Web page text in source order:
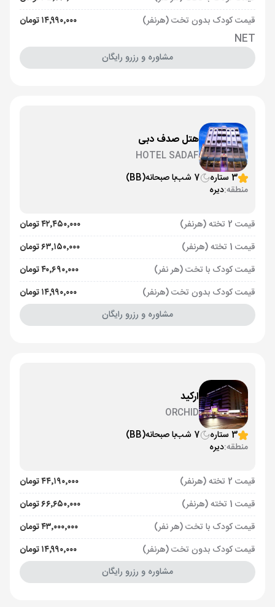
قیمت کودک بدون تخت (هرنفر)
۱۴٬۹۹۰٬۰۰۰ تومان
NET
مشاوره و رزرو رایگان
هتل صدف دبی
HOTEL SADAF
3 ستاره
7 شب با صبحانه(BB)
منطقه:دیره
قیمت 2 تخته (هرنفر)
۴۲٬۴۵۰٬۰۰۰ تومان
قیمت 1 تخته (هرنفر)
۶۳٬۱۵۰٬۰۰۰ تومان
قیمت کودک با تخت (هر نفر)
۴۰٬۶۹۰٬۰۰۰ تومان
قیمت کودک بدون تخت (هرنفر)
۱۴٬۹۹۰٬۰۰۰ تومان
مشاوره و رزرو رایگان
ارکید
ORCHID
3 ستاره
7 شب با صبحانه(BB)
منطقه:دیره
قیمت 2 تخته (هرنفر)
۴۴٬۱۹۰٬۰۰۰ تومان
قیمت 1 تخته (هرنفر)
۶۶٬۶۵۰٬۰۰۰ تومان
قیمت کودک با تخت (هر نفر)
۴۳٬۰۰۰٬۰۰۰ تومان
قیمت کودک بدون تخت (هرنفر)
۱۴٬۹۹۰٬۰۰۰ تومان
مشاوره و رزرو رایگان